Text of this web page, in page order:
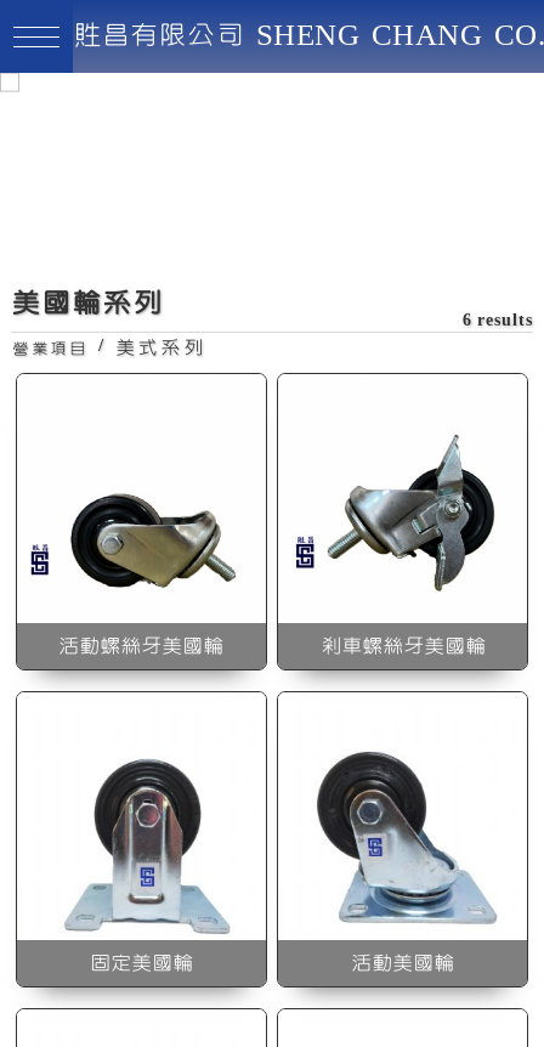
美國輪系列
6 results
營業項目 / 美式系列
活動螺絲牙美國輪 剎車螺絲牙美國輪
固定美國輪
活動美國輪
活動美國輪
2*2活動美國輪(附培林)
貹昌有限公司 SHENG CHANG